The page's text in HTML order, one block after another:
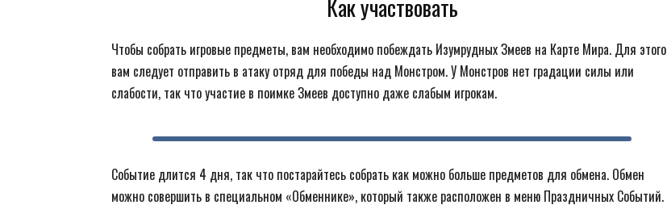
Как участвовать
Чтобы собрать игровые предметы, вам необходимо побеждать Изумрудных Змеев на Карте Мира. Для этого
вам следует отправить в атаку отряд для победы над Монстром. У Монстров нет градации силы или
слабости, так что участие в поимке Змеев доступно даже слабым игрокам.
Событие длится 4 дня, так что постарайтесь собрать как можно больше предметов для обмена. Обмен
можно совершить в специальном «Обменнике», который также расположен в меню Праздничных Событий.